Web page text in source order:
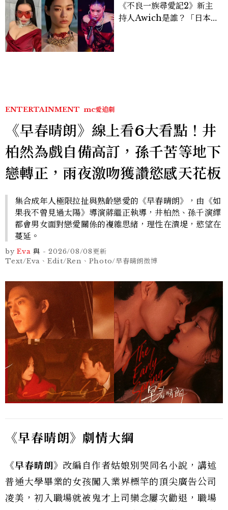
《不良一族尋愛記2》新主
持人Awich是誰？「日本嘻
ENTERTAINMENT mc愛追劇
《早春晴朗》線上看6大看點！井
柏然為戲自備高訂，孫千苦等地下
戀轉正，雨夜激吻獲讚慾感天花板
集合成年人極限拉扯與熟齡戀愛的《早春晴朗》，由《如
果我不曾見過太陽》導演蔣繼正執導，井柏然、孫千演繹
都會男女面對戀愛關係的複雜思緒，理性在潰堤，慾望在
蔓延。
by Eva 與 -2026/08/08更新
Text/Eva、Edit/Ren、Photo/早春晴朗微博
《早春晴朗》劇情大綱
《早春晴朗》 改編自作者姑娘別哭同名小說，講述
普通大學畢業的女孩闖入業界標竿的頂尖廣告公司
凌美，初入職場就被鬼才上司欒念屢次勸退，職場